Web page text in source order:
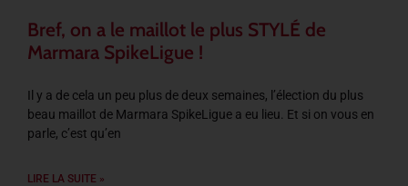
Bref, on a le maillot le plus STYLÉ de
Marmara SpikeLigue !
Il y a de cela un peu plus de deux semaines, l’élection du plus
beau maillot de Marmara SpikeLigue a eu lieu. Et si on vous en
parle, c’est qu’en
LIRE LA SUITE »